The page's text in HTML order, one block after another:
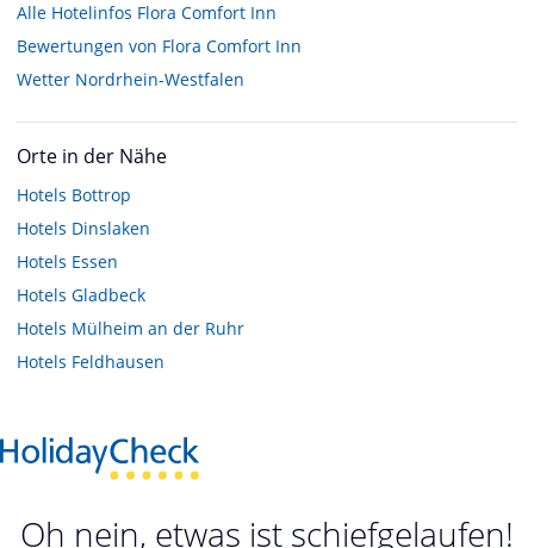
Alle Hotelinfos Flora Comfort Inn
Bewertungen von Flora Comfort Inn
Wetter Nordrhein-Westfalen
Orte in der Nähe
Hotels Bottrop
Hotels Dinslaken
Hotels Essen
Hotels Gladbeck
Hotels Mülheim an der Ruhr
Hotels Feldhausen
Oh nein, etwas ist schiefgelaufen!